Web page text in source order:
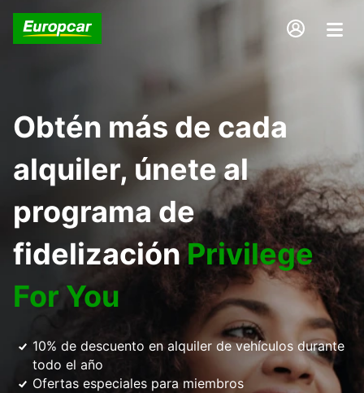
Obtén más de cada
alquiler, únete al
programa de
fidelizaciónPrivilege
For You
10% de descuento en alquiler de vehículos durante
todo el año
Ofertas especiales para miembros